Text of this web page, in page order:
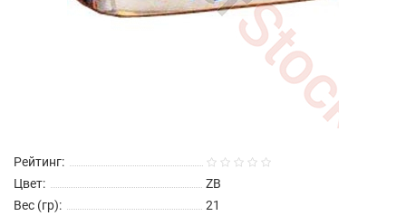
Рейтинг:
Цвет:
ZB
Вес (гр):
21